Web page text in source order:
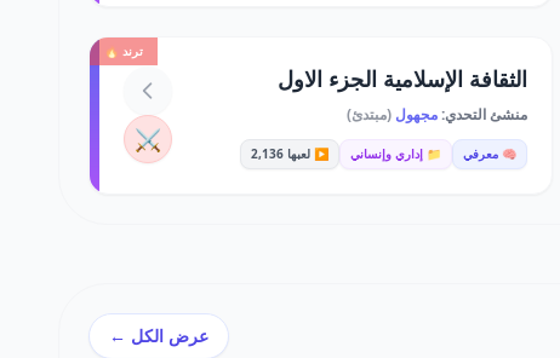
ترند 🔥
الثقافة الإسلامية الجزء الاول
منشئ التحدي:مجهول (مبتدئ)
🧠 معرفي 📁 إداري وإنساني ▶️ لعبها 2,136 ⚔️
عرض الكل ←